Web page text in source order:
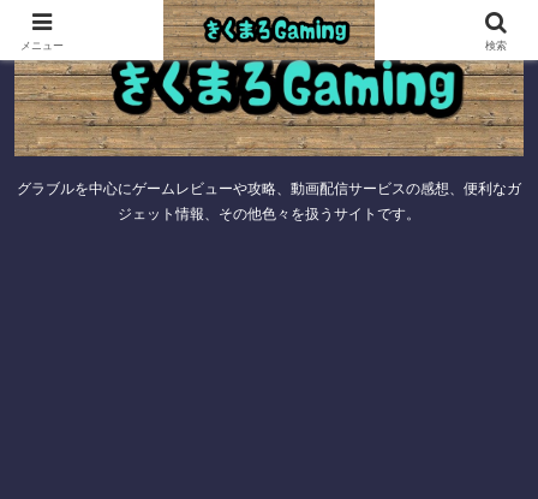
グラブルを中心にゲームレビューや攻略、動画配信サービスの感想、便利なガ
ジェット情報、その他色々を扱うサイトです。
メニュー 検索